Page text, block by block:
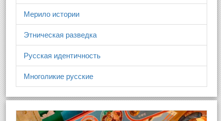
Мерило истории
Этническая разведка
Русская идентичность
Многоликие русские